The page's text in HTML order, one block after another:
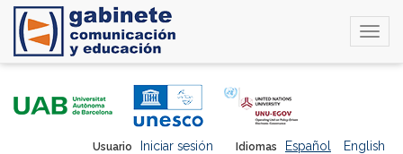
Idiomas Español English
Usuario Iniciar sesión